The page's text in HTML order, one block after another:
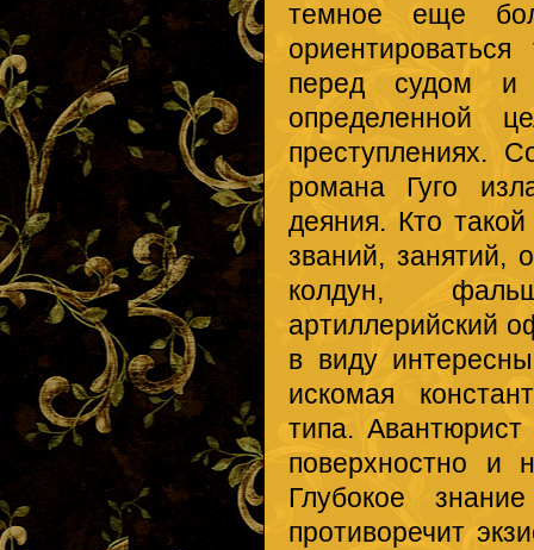
темное еще
перед судом и
определенной
преступлениях.
романа Гуго
деяния. Кто
званий, занятий,
колдун,
артиллерийский
в виду
искомая
типа.
поверхностно и
Глубокое
противоречит